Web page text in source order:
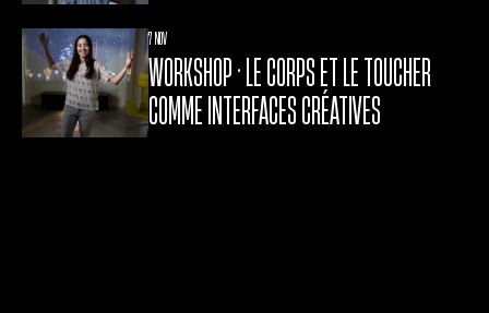
7 NOV
WORKSHOP • LE CORPS ET LE TOUCHER
COMME INTERFACES CRÉATIVES